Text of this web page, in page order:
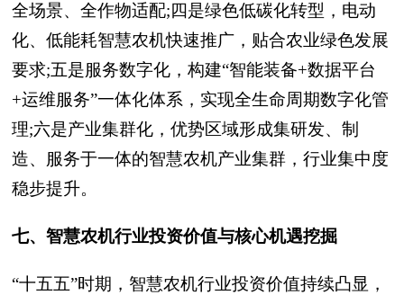
全场景、全作物适配;四是绿色低碳化转型，电动
化、低能耗智慧农机快速推广，贴合农业绿色发展
要求;五是服务数字化，构建“智能装备+数据平台
+运维服务”一体化体系，实现全生命周期数字化管
理;六是产业集群化，优势区域形成集研发、制
造、服务于一体的智慧农机产业集群，行业集中度
稳步提升。
七、智慧农机行业投资价值与核心机遇挖掘
“十五五”时期，智慧农机行业投资价值持续凸显，